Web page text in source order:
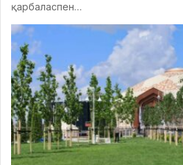
қарбаласпен…